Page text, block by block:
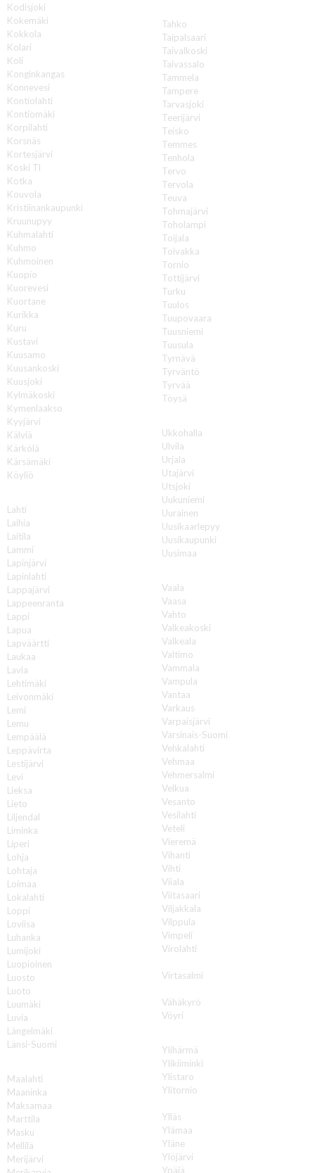
Kodisjoki
Kokemäki
Kokkola
Kolari
Koli
Konginkangas
Konnevesi
Kontiolahti
Kontiomäki
Korpilahti
Korsnäs
Kortesjärvi
Koski Tl
Kotka
Kouvola
Kristiinankaupunki
Kruunupyy
Kuhmalahti
Kuhmo
Kuhmoinen
Kuopio
Kuorevesi
Kuortane
Kurikka
Kuru
Kustavi
Kuusamo
Kuusankoski
Kuusjoki
Kylmäkoski
Kymenlaakso
Kyyjärvi
Kälviä
Kärkölä
Kärsämäki
Köyliö
Lahti
Laihia
Laitila
Lammi
Lapinjärvi
Lapinlahti
Lappajärvi
Lappeenranta
Lappi
Lapua
Lapväärtti
Laukaa
Lavia
Lehtimäki
Leivonmäki
Lemi
Lemu
Lempäälä
Leppävirta
Lestijärvi
Levi
Lieksa
Lieto
Liljendal
Liminka
Liperi
Lohja
Lohtaja
Loimaa
Lokalahti
Loppi
Loviisa
Luhanka
Lumijoki
Luopioinen
Luosto
Luoto
Luumäki
Luvia
Längelmäki
Länsi-Suomi
Maalahti
Maaninka
Maksamaa
Marttila
Masku
Mellilä
Merijärvi
Tahko
Taipalsaari
Taivalkoski
Taivassalo
Tammela
Tampere
Tarvasjoki
Teerijärvi
Teisko
Temmes
Tenhola
Tervo
Tervola
Teuva
Tohmajärvi
Toholampi
Toijala
Toivakka
Tornio
Tottijärvi
Turku
Tuulos
Tuupovaara
Tuusniemi
Tuusula
Tyrnävä
Tyrväntö
Tyrvää
Töysä
Ukkohalla
Ulvila
Urjala
Utajärvi
Utsjoki
Uukuniemi
Uurainen
Uusikaarlepyy
Uusikaupunki
Uusimaa
Vaala
Vaasa
Vahto
Valkeakoski
Valkeala
Valtimo
Vammala
Vampula
Vantaa
Varkaus
Varpaisjärvi
Varsinais-Suomi
Vehkalahti
Vehmaa
Vehmersalmi
Velkua
Vesanto
Vesilahti
Veteli
Vieremä
Vihanti
Vihti
Viiala
Viitasaari
Viljakkala
Vilppula
Vimpeli
Virolahti
Virtasalmi
Vähäkyrö
Vöyri
Ylihärmä
Ylikiiminki
Ylistaro
Ylitornio
Ylläs
Ylämaa
Yläne
Ylöjärvi
Ypäjä